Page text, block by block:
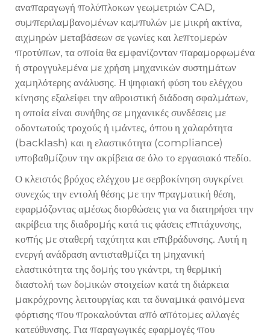
αναπαραγωγή πολύπλοκων γεωμετριών CAD,
συμπεριλαμβανομένων καμπυλών με μικρή ακτίνα,
αιχμηρών μεταβάσεων σε γωνίες και λεπτομερών
προτύπων, τα οποία θα εμφανίζονταν παραμορφωμένα
ή στρογγυλεμένα με χρήση μηχανικών συστημάτων
χαμηλότερης ανάλυσης. Η ψηφιακή φύση του ελέγχου
κίνησης εξαλείφει την αθροιστική διάδοση σφαλμάτων,
η οποία είναι συνήθης σε μηχανικές συνδέσεις με
οδοντωτούς τροχούς ή ιμάντες, όπου η χαλαρότητα
(backlash) και η ελαστικότητα (compliance)
υποβαθμίζουν την ακρίβεια σε όλο το εργασιακό πεδίο.
Ο κλειστός βρόχος ελέγχου με σερβοκίνηση συγκρίνει
συνεχώς την εντολή θέσης με την πραγματική θέση,
εφαρμόζοντας αμέσως διορθώσεις για να διατηρήσει την
ακρίβεια της διαδρομής κατά τις φάσεις επιτάχυνσης,
κοπής με σταθερή ταχύτητα και επιβράδυνσης. Αυτή η
ενεργή ανάδραση αντισταθμίζει τη μηχανική
ελαστικότητα της δομής του γκάντρι, τη θερμική
διαστολή των δομικών στοιχείων κατά τη διάρκεια
μακρόχρονης λειτουργίας και τα δυναμικά φαινόμενα
φόρτισης που προκαλούνται από απότομες αλλαγές
κατεύθυνσης. Για παραγωγικές εφαρμογές που